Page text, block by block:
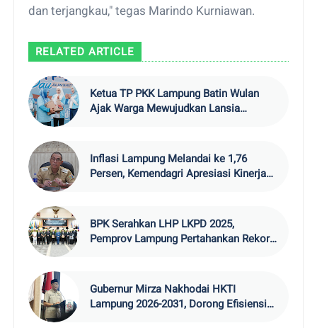
dan terjangkau," tegas Marindo Kurniawan.
RELATED ARTICLE
Ketua TP PKK Lampung Batin Wulan
Ajak Warga Mewujudkan Lansia
Inflasi Lampung Melandai ke 1,76
Persen, Kemendagri Apresiasi Kinerja
BPK Serahkan LHP LKPD 2025,
Pemprov Lampung Pertahankan Rekor
Gubernur Mirza Nakhodai HKTI
Lampung 2026-2031, Dorong Efisiensi